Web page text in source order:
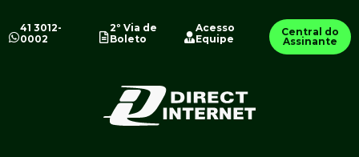
41 3012-
0002
2º Via de
Boleto
Acesso
Equipe
Central do
Assinante